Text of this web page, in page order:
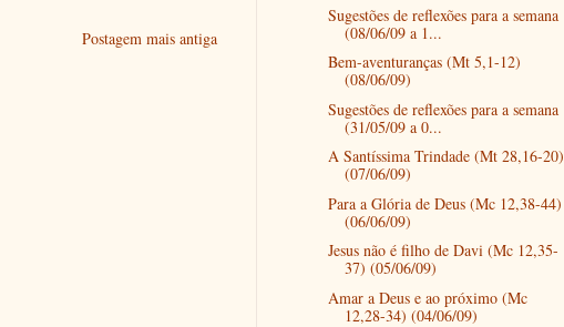
Postagem mais antiga
Sugestões de reflexões para a semana
(08/06/09 a 1...
Bem-aventuranças (Mt 5,1-12)
(08/06/09)
Sugestões de reflexões para a semana
(31/05/09 a 0...
A Santíssima Trindade (Mt 28,16-20)
(07/06/09)
Para a Glória de Deus (Mc 12,38-44)
(06/06/09)
Jesus não é filho de Davi (Mc 12,35-
37) (05/06/09)
Amar a Deus e ao próximo (Mc
12,28-34) (04/06/09)